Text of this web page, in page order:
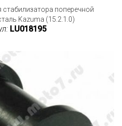
стабилизатора поперечной
Kazuma (15.2.1.0)
LU018195